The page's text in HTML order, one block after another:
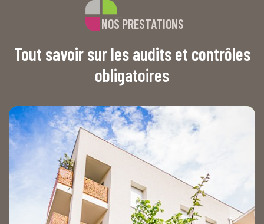
NOS PRESTATIONS
Tout savoir sur les audits et contrôles
obligatoires